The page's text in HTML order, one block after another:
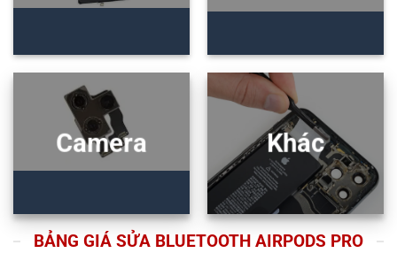
Camera Khác
BẢNG GIÁ SỬA BLUETOOTH AIRPODS PRO